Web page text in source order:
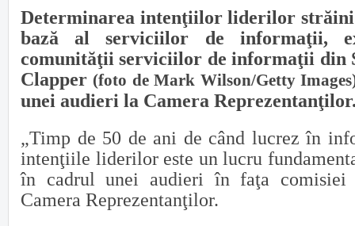
Determinarea intenţiilor liderilor
bază al serviciilor de informaţii,
comunităţii serviciilor de informaţii din
Clapper (foto de Mark Wilson/Getty
unei audieri la Camera
„Timp de 50 de ani de când lucrez în
intenţiile liderilor este un lucru
în cadrul unei audieri în faţa
Camera Reprezentanţilor.